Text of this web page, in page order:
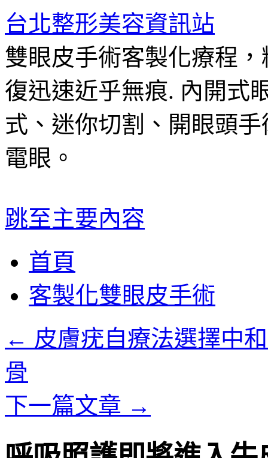
台北整形美容資訊站
雙眼皮手術客製化療程
復迅速近乎無痕. 內開式
式、迷你切割、開眼頭
電眼。
跳至主要內容
首頁
客製化雙眼皮手術
← 皮膚疣自療法選擇中
骨
下一篇文章 →